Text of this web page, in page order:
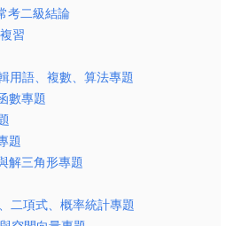
考二級結論
習
用語、複數、算法專題
數專題
題
解三角形專題
二項式、概率統計專題